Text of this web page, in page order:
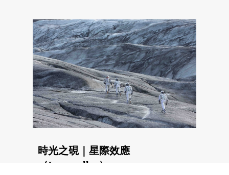
時光之硯｜星際效應
（Interstellar）